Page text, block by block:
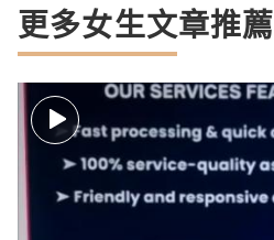
更多女生文章推薦